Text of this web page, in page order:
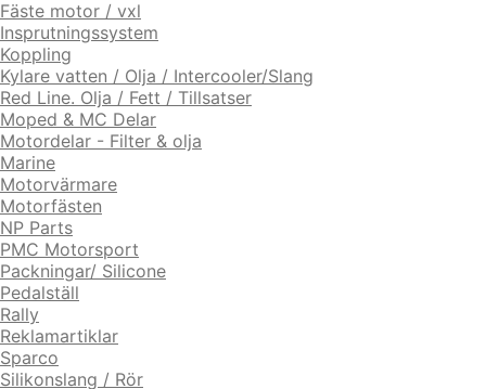
Fäste motor / vxl
Insprutningssystem
Koppling
Kylare vatten / Olja / Intercooler/Slang
Red Line. Olja / Fett / Tillsatser
Moped & MC Delar
Motordelar - Filter & olja
Marine
Motorvärmare
Motorfästen
NP Parts
PMC Motorsport
Packningar/ Silicone
Pedalställ
Rally
Reklamartiklar
Sparco
Silikonslang / Rör